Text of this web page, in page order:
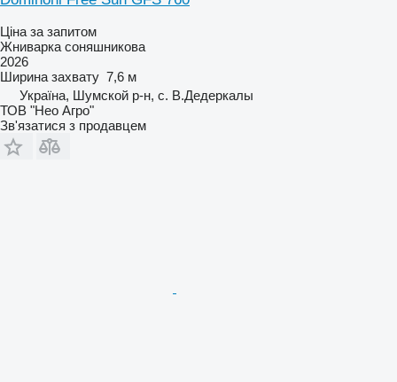
Ціна за запитом
Жниварка соняшникова
2026
Ширина захвату 7,6 м
Україна, Шумской р-н, с. В.Дедеркалы
ТОВ "Нео Агро"
Зв'язатися з продавцем